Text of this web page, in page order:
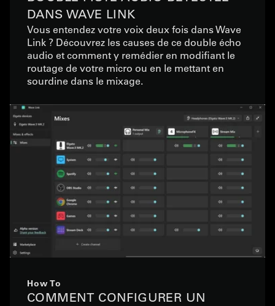
DANS WAVE LINK
Vous entendez votre voix deux fois dans Wave
Link ? Découvrez les causes de ce double écho
audio et comment y remédier en modifiant le
routage de votre micro ou en le mettant en
sourdine dans le mixage.
How To
COMMENT CONFIGURER UN